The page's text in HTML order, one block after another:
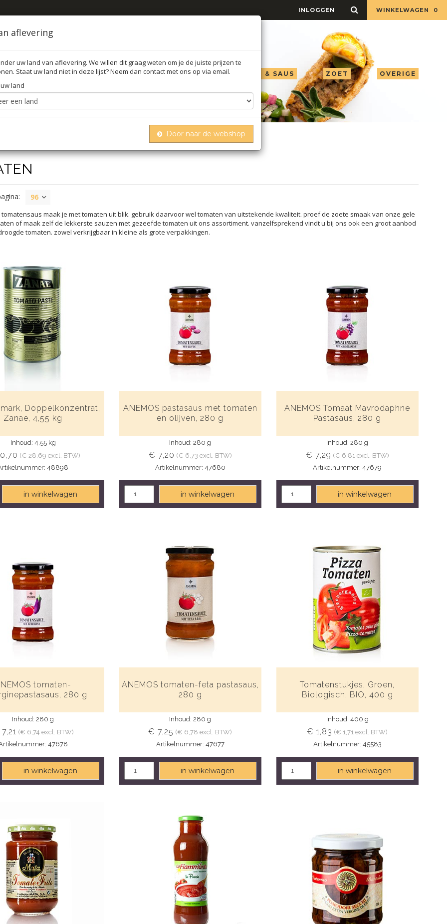
WINKELWAGEN 0
INLOGGEN
OLIE AZIJN & SAUS ZOET OVERIGE
96
maak je met tomaten uit blik. gebruik daarvoor wel tomaten van uitstekende kwaliteit. proef de zoete smaak van onze gele
of maak zelf de lekkerste sauzen met gezeefde tomaten uit ons assortiment. vanzelfsprekend vindt u bij ons ook een groot aanbod
tomaten. zowel verkrijgbaar in kleine als grote verpakkingen.
Doppelkonzentrat,
Zanae, 4,55 kg
Inhoud: 4,55 kg
(€ 28,69 excl. BTW)
48898
in winkelwagen
ANEMOS pastasaus met tomaten
en olijven, 280 g
Inhoud: 280 g
€ 7,20 (€ 6,73 excl. BTW)
Artikelnummer: 47680
in winkelwagen
ANEMOS Tomaat Mavrodaphne
Pastasaus, 280 g
Inhoud: 280 g
€ 7,29 (€ 6,81 excl. BTW)
Artikelnummer: 47679
in winkelwagen
tomaten-
280 g
Inhoud: 280 g
(€ 6,74 excl. BTW)
47678
in winkelwagen
ANEMOS tomaten-feta pastasaus,
280 g
Inhoud: 280 g
€ 7,25 (€ 6,78 excl. BTW)
Artikelnummer: 47677
in winkelwagen
Tomatenstukjes, Groen,
Biologisch, BIO, 400 g
Inhoud: 400 g
€ 1,83 (€ 1,71 excl. BTW)
Artikelnummer: 45583
in winkelwagen
aflevering
uw land van aflevering. We willen dit graag weten om je de juiste prijzen te
Staat uw land niet in deze lijst? Neem dan contact met ons op via email.
land
Door naar de webshop